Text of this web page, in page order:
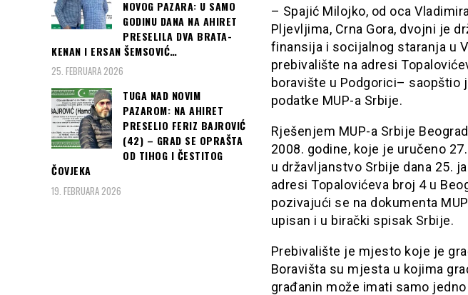
– Spajić Milojko, od oca
Pljevljima, Crna Gora, dvojni je
finansija i socijalnog staranja u
prebivalište na adresi
boravište u Podgorici– saopštio
podatke MUP-a Srbije.
Rješenjem MUP-a Srbije
2008. godine, koje je uručeno
u državljanstvo Srbije dana 25.
adresi Topalovićeva broj 4 u
pozivajući se na dokumenta
upisan i u birački spisak Srbije.
Prebivalište je mjesto koje je
Boravišta su mjesta u kojima
građanin može imati samo
NOVOG PAZARA: U SAMO
GODINU DANA NA AHIRET
PRESELILA DVA BRATA-
KENAN I ERSAN ŠEMSOVIĆ…
25. FEBRUARA 2026
TUGA NAD NOVIM
PAZAROM: NA AHIRET
PRESELIO FERIZ BAJROVIĆ
(42) – GRAD SE OPRAŠTA
OD TIHOG I ČESTITOG
ČOVJEKA
19. FEBRUARA 2026